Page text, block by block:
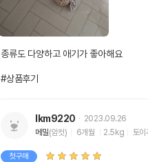
종류도 다양하고 애기가 좋아해요
#상품후기
lkm9220
2023.09.26
메밀(암컷) 6개월 2.5kg 토이
첫구매